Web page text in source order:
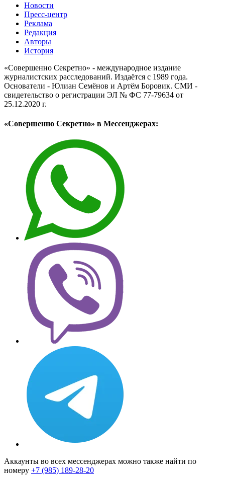
Новости
Пресс-центр
Реклама
Редакция
Авторы
История
«Совершенно Секретно» - международное издание
журналистских расследований. Издаётся с 1989 года.
Основатели - Юлиан Семёнов и Артём Боровик. CМИ -
свидетельство о регистрации ЭЛ № ФС 77-79634 от
25.12.2020 г.
«Совершенно Секретно» в Мессенджерах:
Аккаунты во всех мессенджерах можно также найти по
номеру +7 (985) 189-28-20